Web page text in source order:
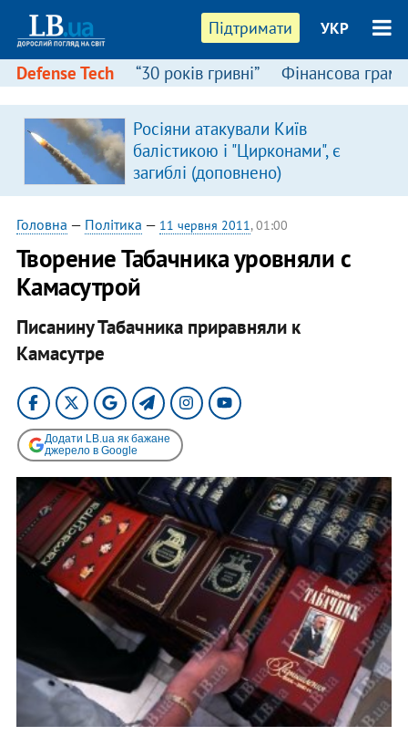
Підтримати УКР
Defense Tech “30 років гривні” Фінансова
Росіяни атакували Київ
балістикою і "Цирконами", є
загиблі (доповнено)
Головна — Політика — 11 червня 2011, 01:00
Творение Табачника уровняли с
Камасутрой
Писанину Табачника приравняли к
Камасутре
Додати LB.ua як бажане
джерело в Google